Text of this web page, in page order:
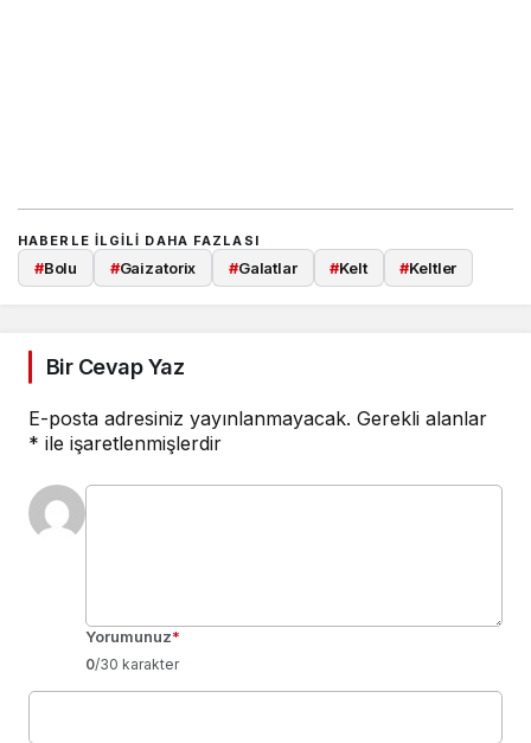
HABERLE ILGILI DAHA FAZLASI
#Bolu #Gaizatorix #Galatlar #Kelt #Keltler
Bir Cevap Yaz
E-posta adresiniz yayınlanmayacak. Gerekli alanlar
* ile işaretlenmişlerdir
Yorumunuz*
0/30 karakter